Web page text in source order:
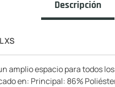
Descripción
XS
amplio espacio para todos
en: Principal: 86%